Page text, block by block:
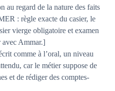
au regard de la nature des faits
: règle exacte du casier, le
vierge obligatoire et examen
avec Ammar.]
comme à l’oral, un niveau
car le métier suppose de
et de rédiger des comptes-